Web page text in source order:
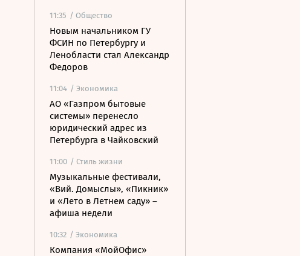
11:35 / Общество
Новым начальником ГУ
ФСИН по Петербургу и
Ленобласти стал Александр
Федоров
11:04 / Экономика
АО «Газпром бытовые
системы» перенесло
юридический адрес из
Петербурга в Чайковский
11:00 / Стиль жизни
Музыкальные фестивали,
«Вий. Домыслы», «Пикник»
и «Лето в Летнем саду» –
афиша недели
10:32 / Экономика
Компания «МойОфис»